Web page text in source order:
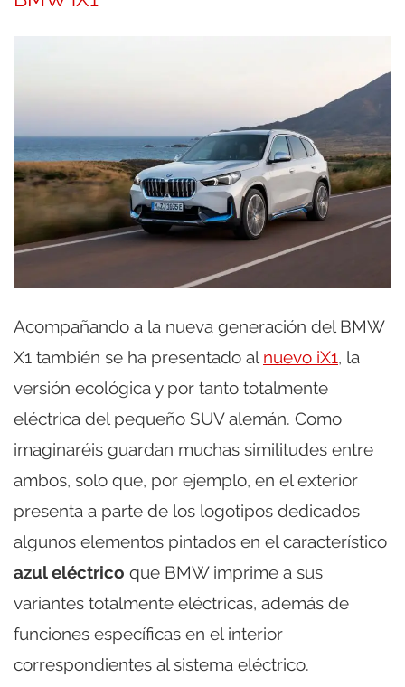
Acompañando a la nueva generación del BMW
X1 también se ha presentado al nuevo iX1, la
versión ecológica y por tanto totalmente
eléctrica del pequeño SUV alemán. Como
imaginaréis guardan muchas similitudes entre
ambos, solo que, por ejemplo, en el exterior
presenta a parte de los logotipos dedicados
algunos elementos pintados en el característico
azul eléctrico que BMW imprime a sus
variantes totalmente eléctricas, además de
funciones específicas en el interior
correspondientes al sistema eléctrico.